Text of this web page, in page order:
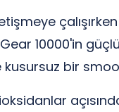
10000'in
bir